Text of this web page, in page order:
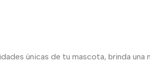
únicas de tu mascota, brinda